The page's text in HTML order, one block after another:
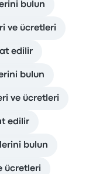
bulun
ve ücretleri
edilir
bulun
ve ücretleri
edilir
bulun
ücretleri